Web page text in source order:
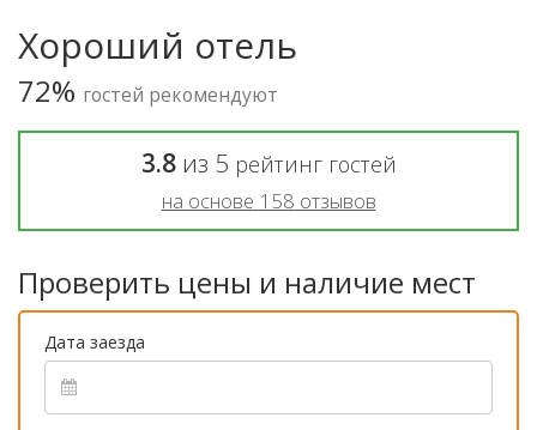
Хороший отель
72% гостей рекомендуют
3.8из 5 рейтинг гостей
на основе 158 отзывов
Проверить цены и наличие мест
Дата заезда